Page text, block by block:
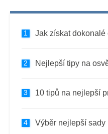
Jak získat
10 tipů na nejlepší
Výběr nejlepší sady